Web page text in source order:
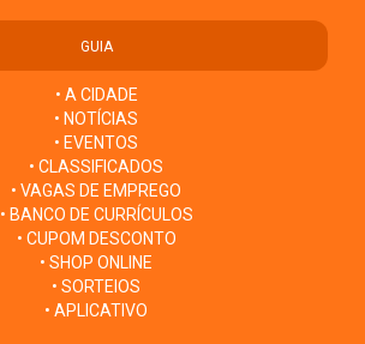
GUIA
• A CIDADE
• NOTÍCIAS
• EVENTOS
• CLASSIFICADOS
• VAGAS DE EMPREGO
• BANCO DE CURRÍCULOS
• CUPOM DESCONTO
• SHOP ONLINE
• SORTEIOS
• APLICATIVO